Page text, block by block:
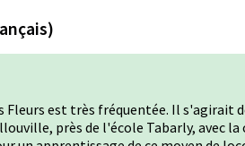
Fleurs est très fréquentée. Il
près de l'école Tabarly, avec